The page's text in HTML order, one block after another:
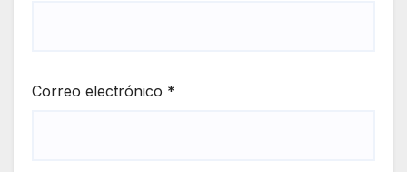
Correo electrónico *